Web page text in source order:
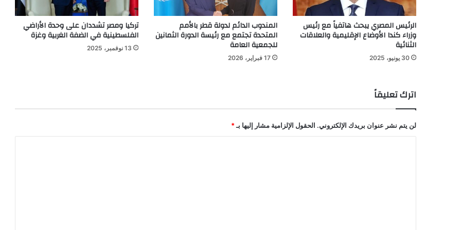
الرئيس المصري يبحث هاتفياً مع رئيس
وزراء كندا الأوضاع الإقليمية والعلاقات
الثنائية
30 يونيو، 2025
المندوب الدائم لدولة قطر بالأمم
المتحدة تجتمع مع رئيسة الدورة الثمانين
للجمعية العامة
17 فبراير، 2026
تركيا ومصر تشددان على وحدة الأراضي
الفلسطينية في الضفة الغربية وغزة
13 نوفمبر، 2025
اترك تعليقاً
لن يتم نشر عنوان بريدك الإلكتروني. الحقول الإلزامية مشار إليها بـ *